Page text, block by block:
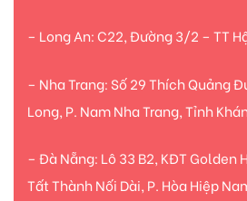
– Long An: C22, Đường 3/2 – TT
– Nha Trang: Số 29 Thích Quảng
Long, P. Nam Nha Trang, Tỉnh
– Đà Nẵng: Lô 33 B2, KĐT Golden
Tất Thành Nối Dài, P. Hòa Hiệp